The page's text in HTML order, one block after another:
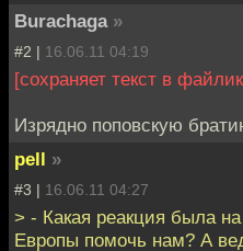
Burachaga »
#2 | 16.06.11 04:19
[сохраняет текст в
Изрядно поповскую
pell »
#3 | 16.06.11 04:27
> - Какая реакция была
Европы помочь нам? А